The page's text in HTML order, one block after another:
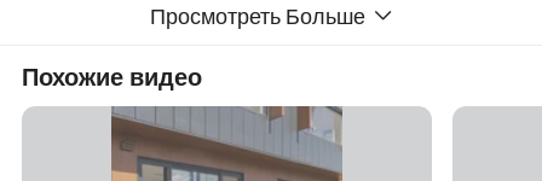
Просмотреть Больше
Похожие видео